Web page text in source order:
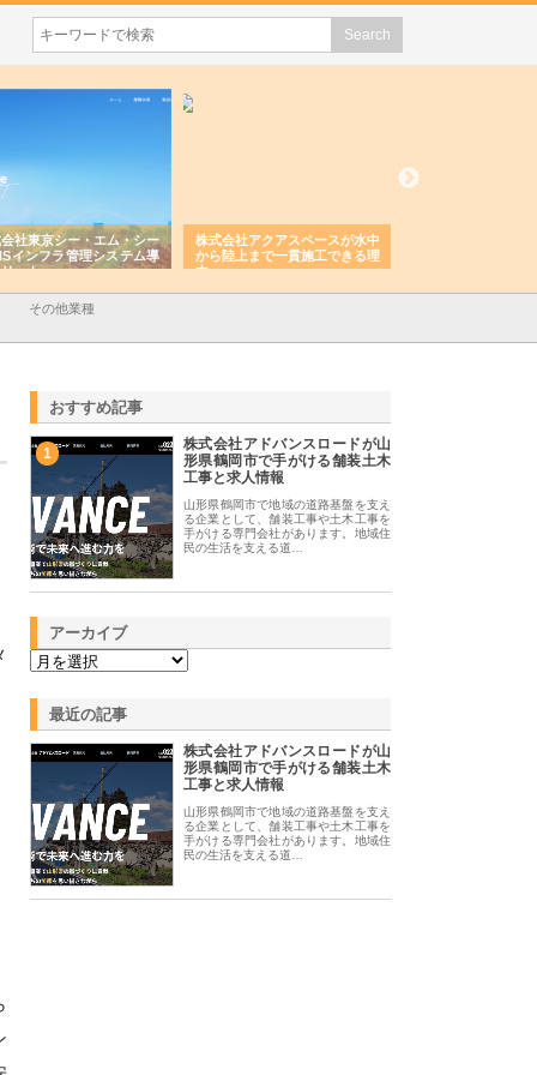
社東京シー・エム・シー
インフラ管理システム導
ット
株式会社アクアスペースが水中
から陸上まで一貫施工できる理
由
その他業種
おすすめ記事
1
株式会社アドバンスロードが山
形県鶴岡市で手がける舗装土木
工事と求人情報
山形県鶴岡市で地域の道路基盤を支え
る企業として、舗装工事や土木工事を
手がける専門会社があります。地域住
民の生活を支える道…
アーカイブ
最近の記事
株式会社アドバンスロードが山
形県鶴岡市で手がける舗装土木
工事と求人情報
山形県鶴岡市で地域の道路基盤を支え
る企業として、舗装工事や土木工事を
手がける専門会社があります。地域住
民の生活を支える道…